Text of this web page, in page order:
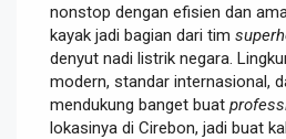
nonstop dengan efisien dan
kayak jadi bagian dari tim
denyut nadi listrik negara.
modern, standar internasional,
mendukung banget buat
lokasinya di Cirebon, jadi buat